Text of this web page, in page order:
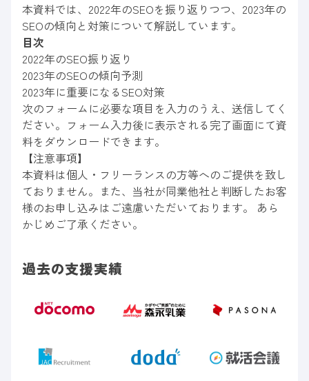
本資料では、2022年のSEOを振り返りつつ、2023年の
SEOの傾向と対策について解説しています。
目次
2022年のSEO振り返り
2023年のSEOの傾向予測
2023年に重要になるSEO対策
次のフォームに必要な項目を入力のうえ、送信してく
ださい。フォーム入力後に表示される完了画面にて資
料をダウンロードできます。
【注意事項】
本資料は個人・フリーランスの方等へのご提供を致し
ておりません。また、当社が同業他社と判断したお客
様のお申し込みはご遠慮いただいております。 あら
かじめご了承ください。
過去の支援実績